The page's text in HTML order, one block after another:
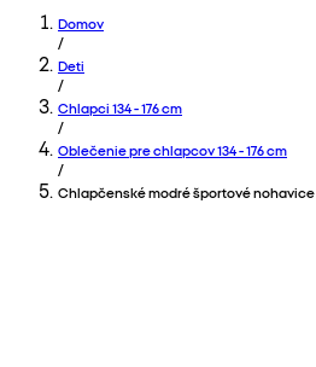
Domov
/
Deti
/
Chlapci 134 - 176 cm
/
Oblečenie pre chlapcov 134 - 176 cm
/
Chlapčenské modré športové nohavice